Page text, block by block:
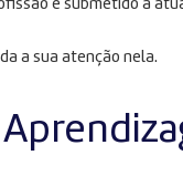
é submetido a
a sua atenção nela.